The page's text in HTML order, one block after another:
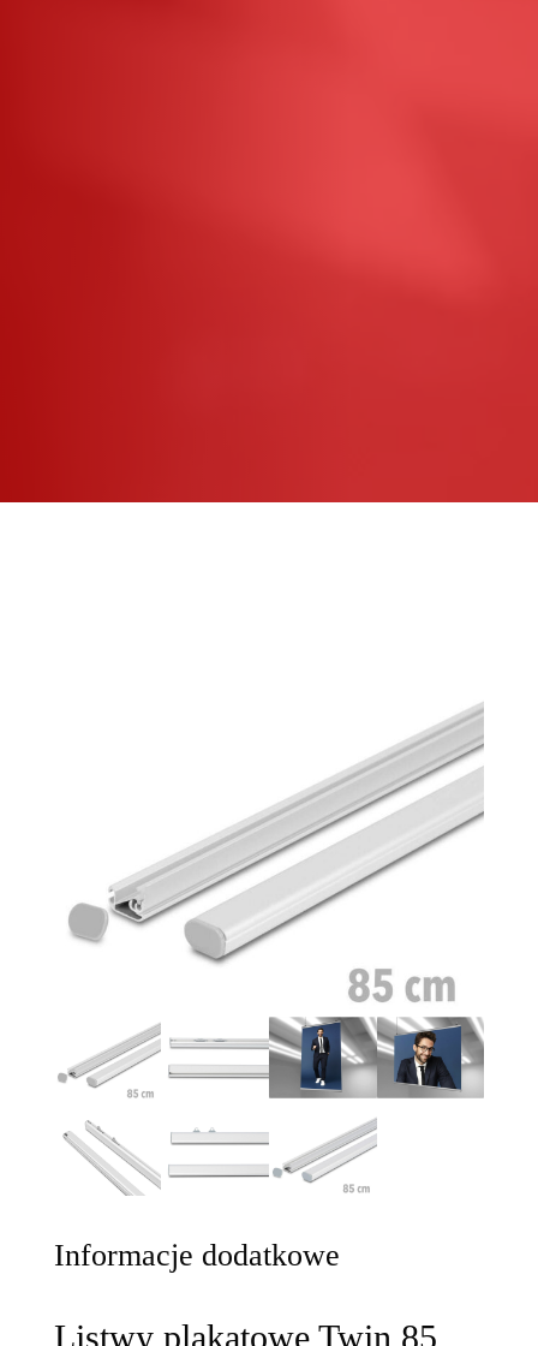
Informacje dodatkowe
Listwy plakatowe Twin 85